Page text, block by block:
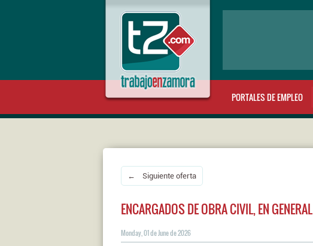
PORTALES DE EMPLEO
← Siguiente oferta
ENCARGADOS DE OBRA CIVIL, EN GENERAL
Monday, 01 de June de 2026